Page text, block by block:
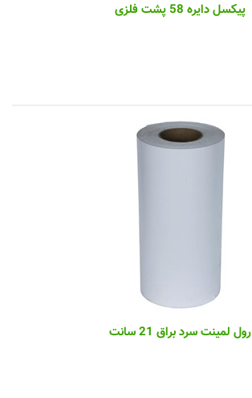
پیکسل دایره 58 پشت فلزی
رول لمینت سرد براق 21 سانت